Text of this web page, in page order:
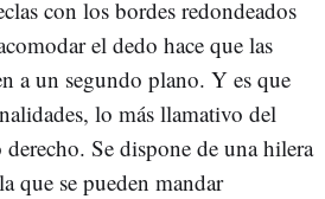
con los bordes redondeados
el dedo hace que las
a un segundo plano. Y es que
lo más llamativo del
derecho. Se dispone de una hilera
que se pueden mandar